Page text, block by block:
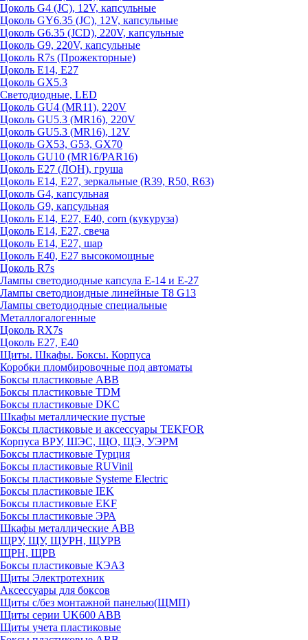
Цоколь G4 (JC), 12V, капсульные
Цоколь GY6.35 (JC), 12V, капсульные
Цоколь G6.35 (JCD), 220V, капсульные
Цоколь G9, 220V, капсульные
Цоколь R7s (Прожекторные)
Цоколь E14, E27
Цоколь GX5.3
Светодиодные, LED
Цоколь GU4 (MR11), 220V
Цоколь GU5.3 (MR16), 220V
Цоколь GU5.3 (MR16), 12V
Цоколь GX53, G53, GX70
Цоколь GU10 (MR16/PAR16)
Цоколь Е27 (ЛОН), груша
Цоколь Е14, Е27, зеркальные (R39, R50, R63)
Цоколь G4, капсульная
Цоколь G9, капсульная
Цоколь Е14, Е27, Е40, corn (кукуруза)
Цоколь Е14, Е27, свеча
Цоколь Е14, Е27, шар
Цоколь Е40, Е27 высокомощные
Цоколь R7s
Лампы светодиодные капсула Е-14 и Е-27
Лампы светодиоидные линейные T8 G13
Лампы светодиодные специальные
Металлогалогенные
Цоколь RX7s
Цоколь Е27, E40
Щиты. Шкафы. Боксы. Корпуса
Коробки пломбировочные под автоматы
Боксы пластиковые ABB
Боксы пластиковые TDM
Боксы пластиковые DKC
Шкафы металлические пустые
Боксы пластиковые и аксессуары TEKFOR
Корпуса ВРУ, ШЭС, ЩО, ЩЭ, УЭРМ
Боксы пластиковые Турция
Боксы пластиковые RUVinil
Боксы пластиковые Systeme Electric
Боксы пластиковые IEK
Боксы пластиковые EKF
Боксы пластиковые ЭРА
Шкафы металлические ABB
ЩРУ, ЩУ, ЩУРН, ЩУРВ
ЩРН, ЩРВ
Боксы пластиковые КЭАЗ
Щиты Электротехник
Аксессуары для боксов
Щиты с/без монтажной панелью(ЩМП)
Щиты серии UK600 ABB
Щиты учета пластиковые